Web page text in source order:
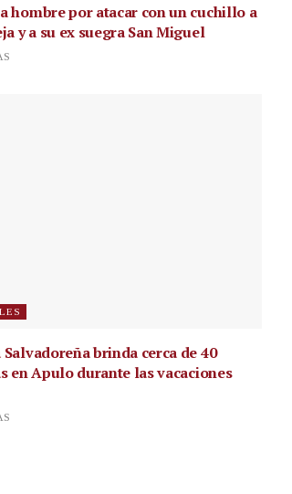
hombre por atacar con un cuchillo a
y a su ex suegra San Miguel
brinda cerca de 40
en Apulo durante las vacaciones